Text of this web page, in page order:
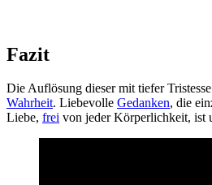
Fazit
Die Auflösung dieser mit tiefer
Wahrheit. Liebevolle Gedanken, die
Liebe, frei von jeder Körperlichkeit, ist